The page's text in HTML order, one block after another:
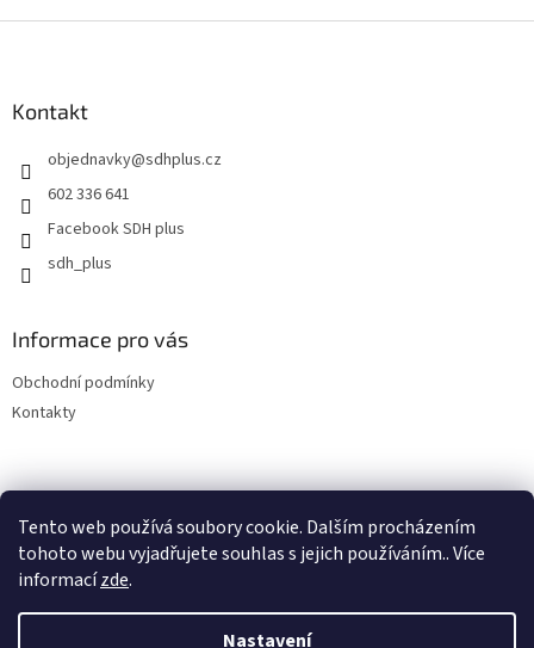
Tento web používá soubory cookie. Dalším procházením
tohoto webu vyjadřujete souhlas s jejich používáním.. Více
informacízde.
Nastavení
Kontakt
objednavky@sdhplus.cz
602 336 641
Facebook SDH plus
sdh_plus
Informace pro vás
Obchodní podmínky
Kontakty